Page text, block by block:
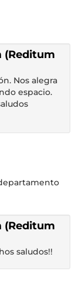
(Reditum
Nos alegra
espacio.
(Reditum
saludos!!